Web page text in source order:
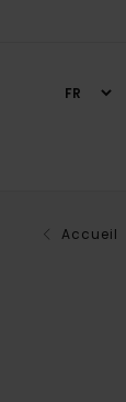
Accueil